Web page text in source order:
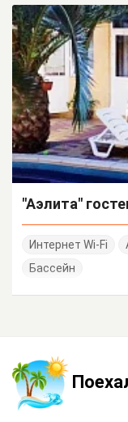
"Аэлита"
Интернет Wi-Fi
Бассейн